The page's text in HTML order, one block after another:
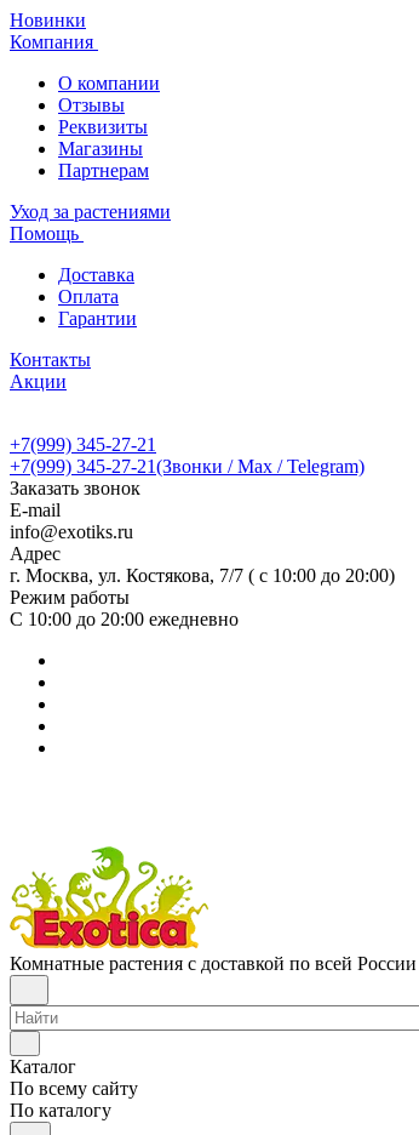
Новинки
Компания
О компании
Отзывы
Реквизиты
Магазины
Партнерам
Уход за растениями
Помощь
Доставка
Оплата
Гарантии
Контакты
Акции
+7(999) 345-27-21
+7(999) 345-27-21(Звонки / Max / Telegram)
Заказать звонок
E-mail
info@exotiks.ru
Адрес
г. Москва, ул. Костякова, 7/7 ( с 10:00 до 20:00)
Режим работы
С 10:00 до 20:00 ежедневно
Комнатные растения с доставкой по всей России
Каталог
По всему сайту
По каталогу